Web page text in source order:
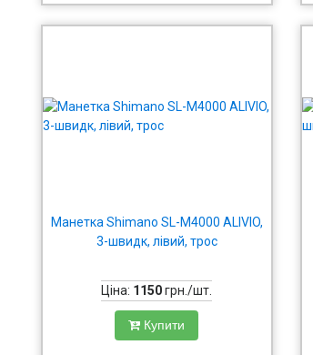
Манетка Shimano SL-M4000 ALIVIO,
3-швидк, лівий, трос
Ціна: 1150грн./шт.
Купити